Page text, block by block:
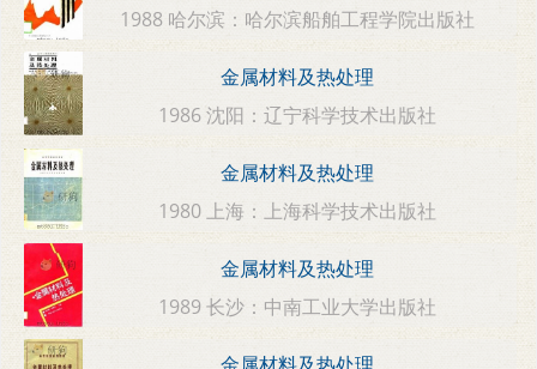
1988 哈尔滨：哈尔滨船舶工程学院出版社
金属材料及热处理
1986 沈阳：辽宁科学技术出版社
金属材料及热处理
1980 上海：上海科学技术出版社
金属材料及热处理
1989 长沙：中南工业大学出版社